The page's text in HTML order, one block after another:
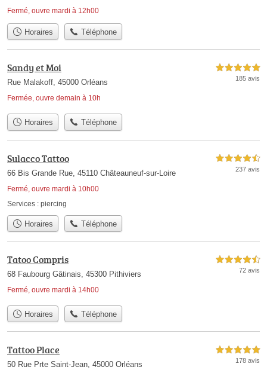
Fermé, ouvre mardi à 12h00
Horaires Téléphone
Sandy et Moi
Rue Malakoff, 45000 Orléans
Fermée, ouvre demain à 10h
5,0 étoiles sur 5
185 avis
Horaires Téléphone
Sulacco Tattoo
66 Bis Grande Rue, 45110 Châteauneuf-sur-Loire
Fermé, ouvre mardi à 10h00
4,5 étoiles sur 5
237 avis
Services : piercing
Horaires Téléphone
Tatoo Compris
68 Faubourg Gâtinais, 45300 Pithiviers
Fermé, ouvre mardi à 14h00
4,5 étoiles sur 5
72 avis
Horaires Téléphone
Tattoo Place
50 Rue Prte Saint-Jean, 45000 Orléans
5,0 étoiles sur 5
178 avis